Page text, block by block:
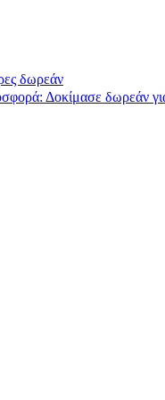
δωρεάν
Δοκίμασε δωρεάν